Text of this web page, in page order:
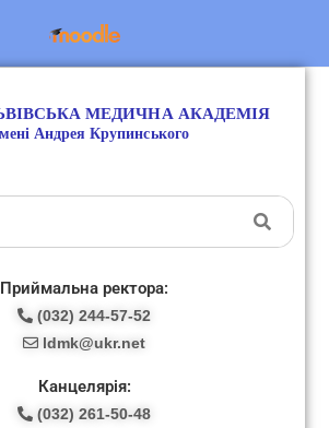
Приймальна ректора:
(032) 244-57-52
ldmk@ukr.net
Канцелярія:
(032) 261-50-48